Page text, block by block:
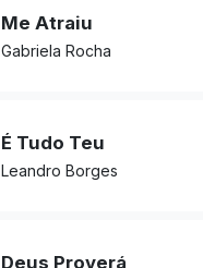
Me Atraiu
Gabriela Rocha
É Tudo Teu
Leandro Borges
Deus Proverá